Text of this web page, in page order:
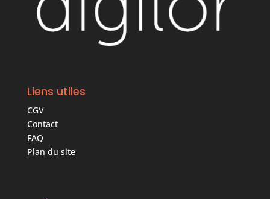
Liens utiles
CGV
Contact
FAQ
Plan du site